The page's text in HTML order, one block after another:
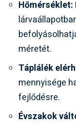
Hőmérséklet:
méretét.
Táplálék
mennyisége
fejlődésre.
Évszakok